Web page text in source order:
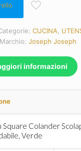
CUCINA
Marchio: Joseph Joseph
informazioni
Square Colander
Verde